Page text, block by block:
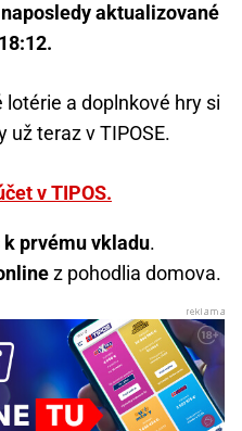
aktualizované
a doplnkové hry si
teraz v TIPOSE.
v TIPOS.
k prvému vkladu.
z pohodlia domova.